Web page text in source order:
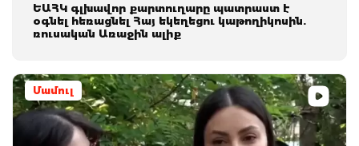
ԵԱՀԿ գլխավոր քարտուղարը պատրաստ է
օգնել հեռացնել Հայ եկեղեցու կաթողիկոսին.
ռուսական Առաջին ալիք
Մամուլ